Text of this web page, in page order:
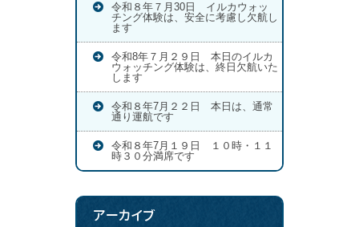
令和８年７月30日 イルカウォッ
チング体験は、安全に考慮し欠航し
ます
令和8年７月２９日 本日のイルカ
ウォッチング体験は、終日欠航いた
します
令和８年7月２２日 本日は、通常
通り運航です
令和８年7月１９日 １０時・１１
時３０分満席です
アーカイブ